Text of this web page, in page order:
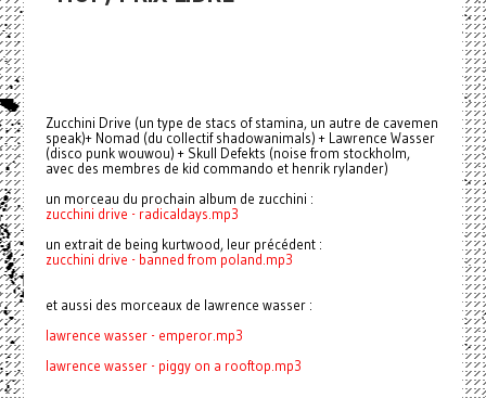
Zucchini Drive (un type de stacs of stamina, un autre de cavemen
speak)+ Nomad (du collectif shadowanimals) + Lawrence Wasser
(disco punk wouwou) + Skull Defekts (noise from stockholm,
avec des membres de kid commando et henrik rylander)
un morceau du prochain album de zucchini :
zucchini drive - radicaldays.mp3
un extrait de being kurtwood, leur précédent :
zucchini drive - banned from poland.mp3
et aussi des morceaux de lawrence wasser :
lawrence wasser - emperor.mp3
lawrence wasser - piggy on a rooftop.mp3